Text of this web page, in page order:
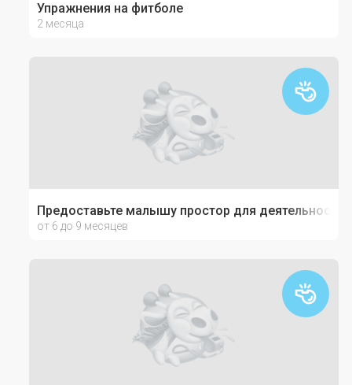
Упражнения на фитболе
2 месяца
Предоставьте малышу простор для деятельности
от 6 до 9 месяцев